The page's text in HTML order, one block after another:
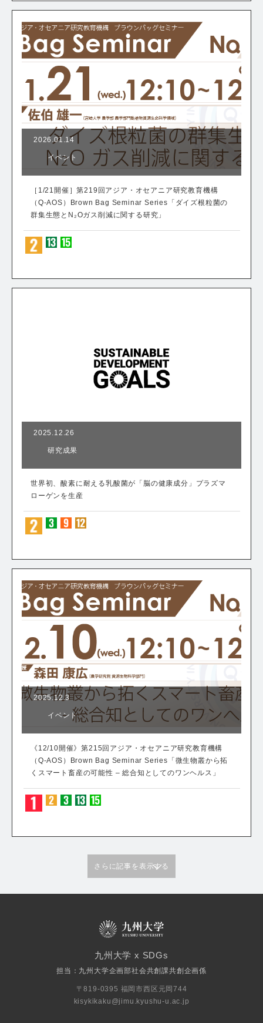
2026.01.14
イベント
［1/21開催］第219回アジア・オセアニア研究教育機構
（Q-AOS）Brown Bag Seminar Series「ダイズ根粒菌の
群集生態とN₂Oガス削減に関する研究」
2025.12.26
研究成果
世界初、酸素に耐える乳酸菌が「脳の健康成分」プラズマ
ローゲンを生産
2025.12.3
イベント
《12/10開催》第215回アジア・オセアニア研究教育機構
（Q-AOS）Brown Bag Seminar Series「微生物叢から拓
くスマート畜産の可能性 – 総合知としてのワンヘルス」
さらに記事を表示する
九州大学 x SDGs
担当：九州大学企画部社会共創課共創企画係
〒819-0395 福岡市西区元岡744
kisykikaku@jimu.kyushu-u.ac.jp